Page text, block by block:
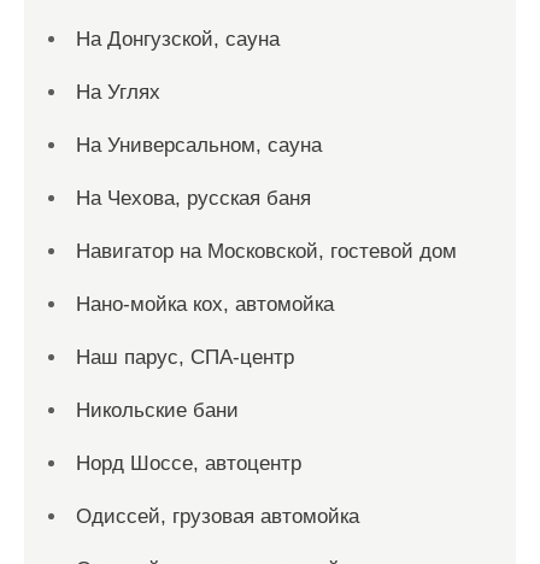
На Донгузской, сауна
На Углях
На Универсальном, сауна
На Чехова, русская баня
Навигатор на Московской, гостевой дом
Нано-мойка кох, автомойка
Наш парус, СПА-центр
Никольские бани
Норд Шоссе, автоцентр
Одиссей, грузовая автомойка